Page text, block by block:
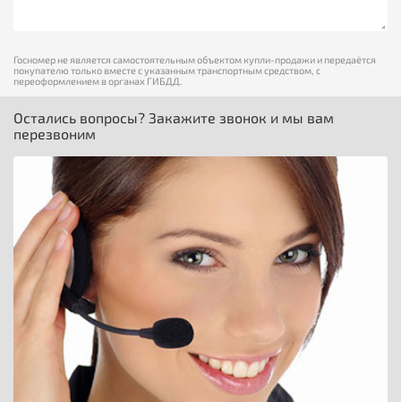
Госномер не является самостоятельным объектом купли-продажи и передаётся
покупателю только вместе с указанным транспортным средством, с
переоформлением в органах ГИБДД.
Остались вопросы? Закажите звонок и мы вам
перезвоним